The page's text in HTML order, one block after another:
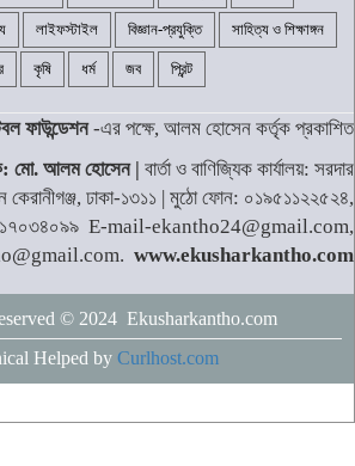
লাইফস্টাইল বিজ্ঞান-প্রযুক্তি সাহিত্য ও শিক্ষাঙ্গন
কৃষি ধর্ম জব প্রিন্ট
ফাউন্ডেশন-এর পক্ষে, আলম হোসেন কর্তৃক প্রকাশিত
আলম হোসেন | বার্তা ও বাণিজ্যিক কার্যালয়: সরদার
কেরানীগঞ্জ, ঢাকা-১৩১১ | মুঠো ফোন: ০১৯৫১১২২৫২৪,
E-mail-ekantho24@gmail.com,
www.ekusharkantho.com
© 2024 Ekusharkantho.com
Helped by Curlhost.com